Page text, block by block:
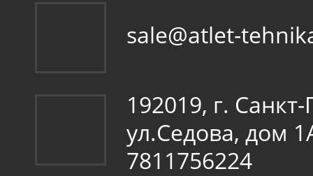
sale@atlet-
192019, г.
ул.Седова, дом
7811756224